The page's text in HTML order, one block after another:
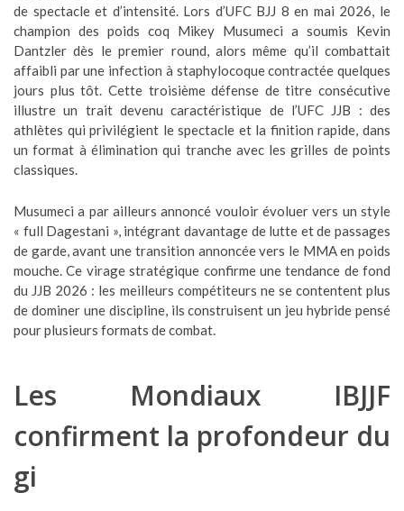
de spectacle et d’intensité. Lors d’UFC BJJ 8 en mai 2026, le
champion des poids coq Mikey Musumeci a soumis Kevin
Dantzler dès le premier round, alors même qu’il combattait
affaibli par une infection à staphylocoque contractée quelques
jours plus tôt. Cette troisième défense de titre consécutive
illustre un trait devenu caractéristique de l’UFC JJB : des
athlètes qui privilégient le spectacle et la finition rapide, dans
un format à élimination qui tranche avec les grilles de points
classiques.
Musumeci a par ailleurs annoncé vouloir évoluer vers un style
« full Dagestani », intégrant davantage de lutte et de passages
de garde, avant une transition annoncée vers le MMA en poids
mouche. Ce virage stratégique confirme une tendance de fond
du JJB 2026 : les meilleurs compétiteurs ne se contentent plus
de dominer une discipline, ils construisent un jeu hybride pensé
pour plusieurs formats de combat.
Les Mondiaux IBJJF
confirment la profondeur du
gi